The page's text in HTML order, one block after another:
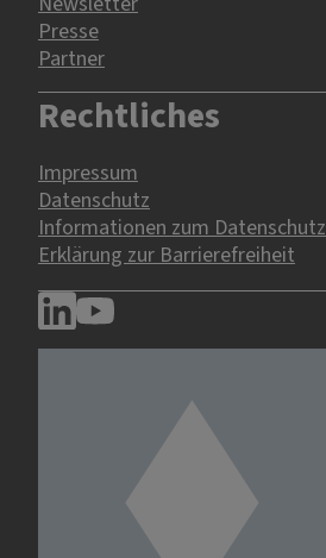
Presse
Partner
Rechtliches
Impressum
Datenschutz
Informationen zum Datenschutz
Erklärung zur Barrierefreiheit